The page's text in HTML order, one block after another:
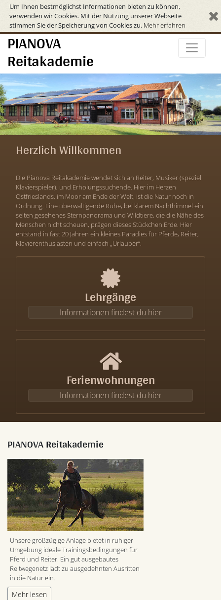
Um Ihnen bestmöglichst Informationen bieten zu können,
verwenden wir Cookies. Mit der Nutzung unserer Webseite
stimmen Sie der Speicherung von Cookies zu. Mehr erfahren
PIANOVA
Reitakademie
Herzlich Willkommen
Die Pianova Reitakademie wendet sich an Reiter, Musiker (speziell
Klavierspieler), und Erholungssuchende. Hier im Herzen
Ostfrieslands, im Moor am Ende der Welt, ist die Natur noch in
Ordnung. Eine überwältigende Ruhe, bei klarem Nachthimmel ein
selten gesehenes Sternpanorama und Wildtiere, die die Nähe des
Menschen nicht scheuen, prägen dieses Stückchen Erde. Hier
entstand in fast 20 Jahren ein kleines Paradies für Pferde, Reiter,
Klavierenthusiasten und einfach „Urlauber“.
Lehrgänge
Informationen findest du hier
Ferienwohnungen
Informationen findest du hier
PIANOVA Reitakademie
Unsere großzügige Anlage bietet in ruhiger
Umgebung ideale Trainingsbedingungen für
Pferd und Reiter. Ein gut ausgebautes
Reitwegenetz lädt zu ausgedehnten Ausritten
in die Natur ein.
Mehr lesen